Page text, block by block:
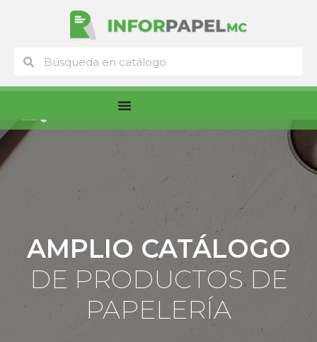
Buscar
AMPLIO CATÁLOGO
DE PRODUCTOS DE
PAPELERÍA